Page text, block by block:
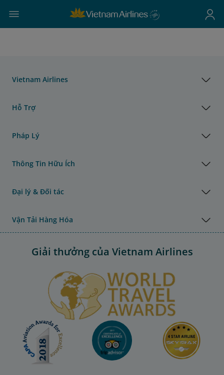
Vietnam Airlines
Hỗ Trợ
Pháp Lý
Thông Tin Hữu Ích
Đại lý & Đối tác
Vận Tải Hàng Hóa
Giải thưởng của Vietnam Airlines